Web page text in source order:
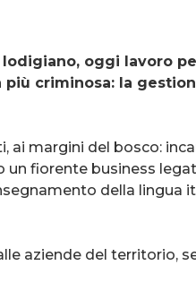
oggi lavoro
criminosa: la
ai margini del bosco:
un fiorente business
della lingua
aziende del territorio,